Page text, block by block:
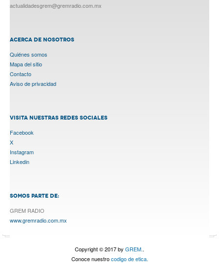
actualidadesgrem@gremradio.com.mx
ACERCA DE NOSOTROS
Quiénes somos
Mapa del sitio
Contacto
Aviso de privacidad
VISITA NUESTRAS REDES SOCIALES
Facebook
X
Instagram
Linkedin
SOMOS PARTE DE:
GREM RADIO
www.gremradio.com.mx
Copyright © 2017 by GREM..
Conoce nuestrocodigo de etica.